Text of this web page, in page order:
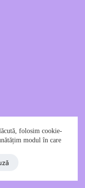
folosim cookie-
modul în care